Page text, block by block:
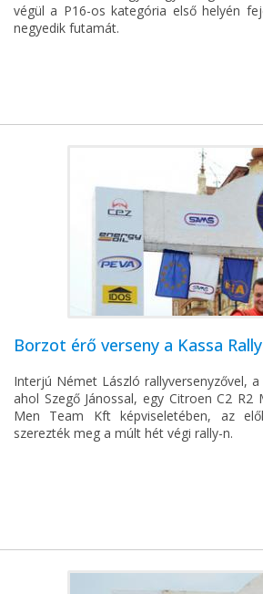
végül a P16-os kategória első helyén
negyedik futamát.
Borzot érő verseny a Kassa
Interjú Német László rallyversenyzővel, a
ahol Szegő Jánossal, egy Citroen C2 R2
Men Team Kft képviseletében, az
szerezték meg a múlt hét végi rally-n.